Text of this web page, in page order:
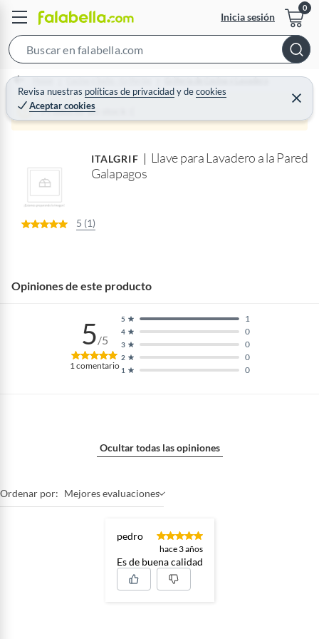
Inicia sesión
e
a
c
B
Revisa nuestras políticas de privacidadydecookies
Aceptar cookies
C
e
r
Home Cocina y baño - Griferías Grifería de Cocina y Lavadero
Producto sin stock :(
ITALGRIF
Llave para Lavadero a la Pared
Galapagos
5 (1)
Opiniones de este producto
5/5
1comentario 1 0
2 0
3 0
4 0
5 1
Ocultar todas las opiniones
Ordenar por: Mejores evaluaciones
pedro
hace 3 años
Es de buena calidad